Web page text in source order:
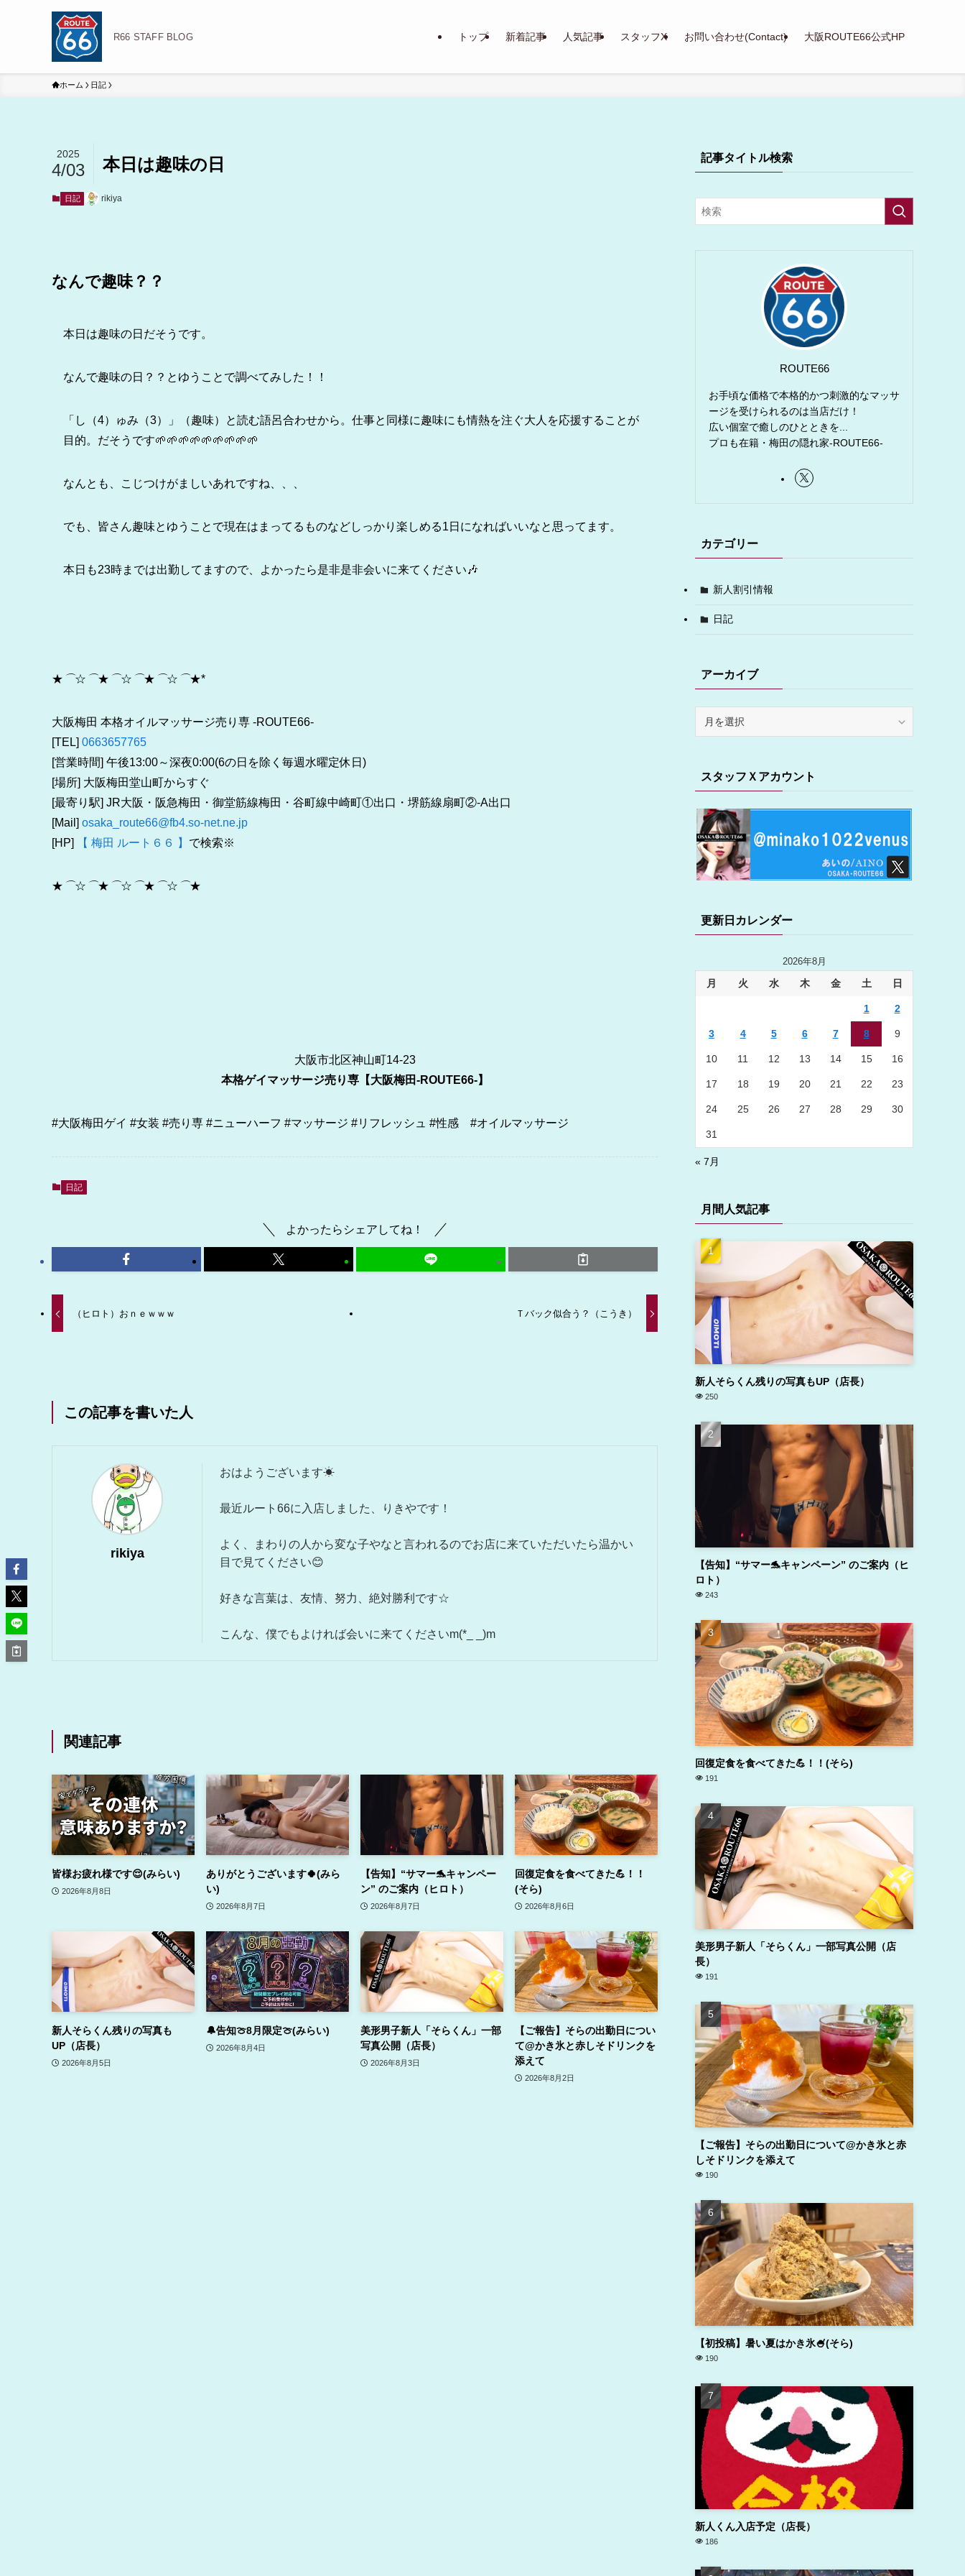
R66 STAFF BLOG トップ 新着記事 人気記事 スタッフX お問い合わせ(Contact) 大阪ROUTE66公式HP
ホーム 日記
本日は趣味の日
2025
4/03
日記 rikiya
なんで趣味？？
本日は趣味の日だそうです。
なんで趣味の日？？とゆうことで調べてみした！！
「し（4）ゅみ（3）」（趣味）と読む語呂合わせから。仕事と同様に趣味にも情熱を注ぐ大人を応援することが
目的。だそうです🌱‬‪🌱‬‪🌱‬‪🌱‬‪🌱‬‪🌱‬‪🌱‬‪🌱‬‪🌱‬‪
なんとも、こじつけがましいあれですね、、、
でも、皆さん趣味とゆうことで現在はまってるものなどしっかり楽しめる1日になればいいなと思ってます。
本日も23時までは出勤してますので、よかったら是非是非会いに来てください🎶
★ ⌒☆ ⌒★ ⌒☆ ⌒★ ⌒☆ ⌒★*
大阪梅田 本格オイルマッサージ売り専 -ROUTE66-
[TEL] 0663657765
[営業時間] 午後13:00～深夜0:00(6の日を除く毎週水曜定休日)
[場所] 大阪梅田堂山町からすぐ
[最寄り駅] JR大阪・阪急梅田・御堂筋線梅田・谷町線中崎町①出口・堺筋線扇町②-A出口
[Mail] osaka_route66@fb4.so-net.ne.jp
[HP]
【 梅田 ルート６６ 】 で検索※
★ ⌒☆ ⌒★ ⌒☆ ⌒★ ⌒☆ ⌒★
大阪市北区神山町14-23
本格ゲイマッサージ売り専【大阪梅田-ROUTE66-】
#大阪梅田ゲイ #女装 #売り専 #ニューハーフ #マッサージ #リフレッシュ #性感 #オイルマッサージ
日記
よかったらシェアしてね！
（ヒロト）おｎｅｗｗｗ Ｔバック似合う？（こうき）
この記事を書いた人
rikiya
おはようございます☀︎
最近ルート66に入店しました、りきやです！
よく、まわりの人から変な子やなと言われるのでお店に来ていただいたら温かい
目で見てください😊
好きな言葉は、友情、努力、絶対勝利です☆
こんな、僕でもよければ会いに来てくださいm(*_ _)m
関連記事
皆様お疲れ様です😌(みらい)
2026年8月8日
ありがとうございます🍀(みら
い)
2026年8月7日
【告知】“サマー🐬キャンペー
ン” のご案内（ヒロト）
2026年8月7日
回復定食を食べてきた💪！！
(そら)
2026年8月6日
新人そらくん残りの写真も
UP（店長）
2026年8月5日
🔔告知🍈8月限定🍈(みらい)
2026年8月4日
美形男子新人「そらくん」一部
写真公開（店長）
2026年8月3日
【ご報告】そらの出勤日につい
て@かき氷と赤しそドリンクを
添えて
2026年8月2日
記事タイトル検索
ROUTE66
お手頃な価格で本格的かつ刺激的なマッサ
ージを受けられるのは当店だけ！
広い個室で癒しのひとときを...
プロも在籍・梅田の隠れ家-ROUTE66-
カテゴリー
新人割引情報
日記
アーカイブ
ブスタッフＸアカウント
更新日カレンダー
2026年8月
月 火 水 木 金 土 日
1 2
3 4 5 6 7 8 9
10 11 12 13 14 15 16
17 18 19 20 21 22 23
24 25 26 27 28 29 30
31
« 7月
月間人気記事
新人そらくん残りの写真もUP（店長）
250
【告知】“サマー🐬キャンペーン” のご案内（ヒ
ロト）
243
回復定食を食べてきた💪！！(そら)
191
美形男子新人「そらくん」一部写真公開（店
長）
191
【ご報告】そらの出勤日について@かき氷と赤
しそドリンクを添えて
190
【初投稿】暑い夏はかき氷🍧(そら)
190
新人くん入店予定（店長）
186